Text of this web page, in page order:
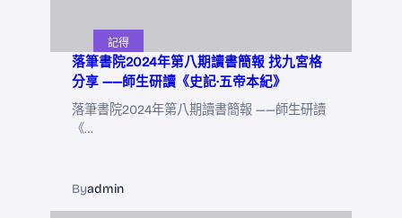
記得
落筆書院2024年第八期讀書簡報 找九宮格
分享 ——師生研讀《史記·五帝本紀》
落筆書院2024年第八期讀書簡報 ——師生研讀
《…
Byadmin